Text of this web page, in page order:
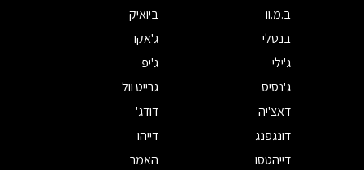
ב.מ.וו
ביואיק
בנטלי
ג'אקו
ג'ילי
ג'יפ
ג'נסיס
גרייט וול
דאצ'יה
דודג'
דונגפנג
דייהו
דייהטסו
האמר